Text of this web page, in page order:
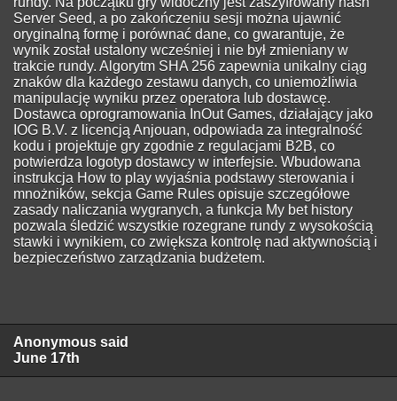
Server Seed, a po zakończeniu sesji można ujawnić
oryginalną formę i porównać dane, co gwarantuje, że
wynik został ustalony wcześniej i nie był zmieniany w
trakcie rundy. Algorytm SHA 256 zapewnia unikalny ciąg
znaków dla każdego zestawu danych, co uniemożliwia
manipulację wyniku przez operatora lub dostawcę.
Dostawca oprogramowania InOut Games, działający jako
IOG B.V. z licencją Anjouan, odpowiada za integralność
kodu i projektuje gry zgodnie z regulacjami B2B, co
potwierdza logotyp dostawcy w interfejsie. Wbudowana
instrukcja How to play wyjaśnia podstawy sterowania i
mnożników, sekcja Game Rules opisuje szczegółowe
zasady naliczania wygranych, a funkcja My bet history
pozwala śledzić wszystkie rozegrane rundy z wysokością
stawki i wynikiem, co zwiększa kontrolę nad aktywnością i
bezpieczeństwo zarządzania budżetem.
Anonymous said
June 17th